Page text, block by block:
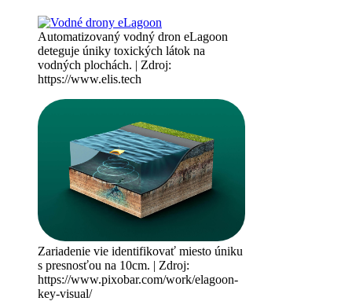
Automatizovaný vodný dron eLagoon
deteguje úniky toxických látok na
vodných plochách. | Zdroj:
https://www.elis.tech
Zariadenie vie identifikovať miesto úniku
s presnosťou na 10cm. | Zdroj:
https://www.pixobar.com/work/elagoon-
key-visual/